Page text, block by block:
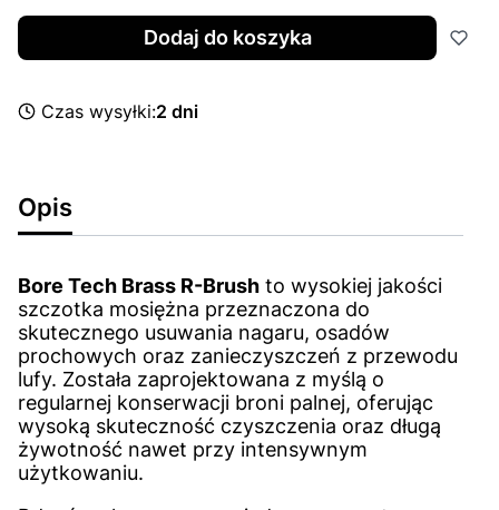
Dodaj do koszyka
Czas wysyłki:2 dni
Opis
Bore Tech Brass R-Brush to wysokiej jakości
szczotka mosiężna przeznaczona do
skutecznego usuwania nagaru, osadów
prochowych oraz zanieczyszczeń z przewodu
lufy. Została zaprojektowana z myślą o
regularnej konserwacji broni palnej, oferując
wysoką skuteczność czyszczenia oraz długą
żywotność nawet przy intensywnym
użytkowaniu.